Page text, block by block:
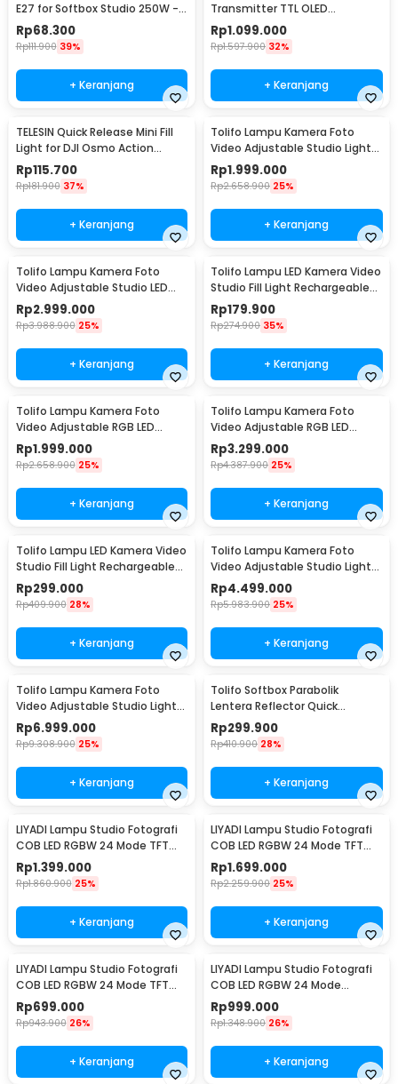
E27 for Softbox Studio 250W -
SLH3
Rp68.300
Rp111.900 39%
+ Keranjang
Transmitter TTL OLED
Touchscreen 2.4 GHz Sony
Camera - X3
Rp1.099.000
Rp1.597.900 32%
+ Keranjang
TELESIN Quick Release Mini Fill
Light for DJI Osmo Action
3/4/5 Pro - TSBGD08-01
Rp115.700
Rp181.900 37%
+ Keranjang
Tolifo Lampu Kamera Foto
Video Adjustable Studio Light
LED 100W - GK-S100B PRO
Rp1.999.000
Rp2.658.900 25%
+ Keranjang
Tolifo Lampu Kamera Foto
Video Adjustable Studio LED
150W 15000LM - GK-S150B PRO
Rp2.999.000
Rp3.988.900 25%
+ Keranjang
Tolifo Lampu LED Kamera Video
Studio Fill Light Rechargeable
11W - PT-176S
Rp179.900
Rp274.900 35%
+ Keranjang
Tolifo Lampu Kamera Foto
Video Adjustable RGB LED
Studio Flash 100W - GK-
S100RGB
Rp1.999.000
Rp2.658.900 25%
+ Keranjang
Tolifo Lampu Kamera Foto
Video Adjustable RGB LED
Studio Flash 150W - GK-
S150RGB
Rp3.299.000
Rp4.387.900 25%
+ Keranjang
Tolifo Lampu LED Kamera Video
Studio Fill Light Rechargeable
15W - PT-15B PRO II
Rp299.000
Rp409.900 28%
+ Keranjang
Tolifo Lampu Kamera Foto
Video Adjustable Studio Light
LED 400W - GK-Panel 400B
Rp4.499.000
Rp5.983.900 25%
+ Keranjang
Tolifo Lampu Kamera Foto
Video Adjustable Studio Light
LED 700W - GK-Panel 700B
Rp6.999.000
Rp9.308.900 25%
+ Keranjang
Tolifo Softbox Parabolik
Lentera Reflector Quick
Released 65cm - LKD-65
Rp299.900
Rp410.900 28%
+ Keranjang
LIYADI Lampu Studio Fotografi
COB LED RGBW 24 Mode TFT
Display 230W - G230
Rp1.399.000
Rp1.860.900 25%
+ Keranjang
LIYADI Lampu Studio Fotografi
COB LED RGBW 24 Mode TFT
Display 330W - G330C
Rp1.699.000
Rp2.259.900 25%
+ Keranjang
LIYADI Lampu Studio Fotografi
COB LED RGBW 24 Mode TFT
Display 100W - S100 PRO
Rp699.000
Rp943.900 26%
+ Keranjang
LIYADI Lampu Studio Fotografi
COB LED RGBW 24 Mode
10000mAh 100W - ND100
Rp999.000
Rp1.348.900 26%
+ Keranjang